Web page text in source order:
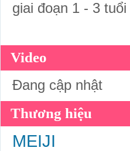
giai đoạn 1 - 3 tuổi
Video
Đang cập nhật
Thương hiệu
MEIJI